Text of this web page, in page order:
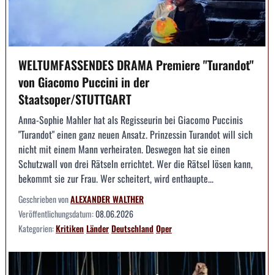
WELTUMFASSENDES DRAMA Premiere "Turandot"
von Giacomo Puccini in der
Staatsoper/STUTTGART
Anna-Sophie Mahler hat als Regisseurin bei Giacomo Puccinis
"Turandot" einen ganz neuen Ansatz. Prinzessin Turandot will sich
nicht mit einem Mann verheiraten. Deswegen hat sie einen
Schutzwall von drei Rätseln errichtet. Wer die Rätsel lösen kann,
bekommt sie zur Frau. Wer scheitert, wird enthaupte...
Geschrieben vonALEXANDER WALTHER
Veröffentlichungsdatum:08.06.2026
Kategorien:KritikenLänderDeutschlandOper